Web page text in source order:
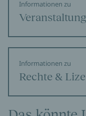
»Es ist wie immer
melancholisch,
France Inter
Informationen zu
Informationen zu
Rechte &